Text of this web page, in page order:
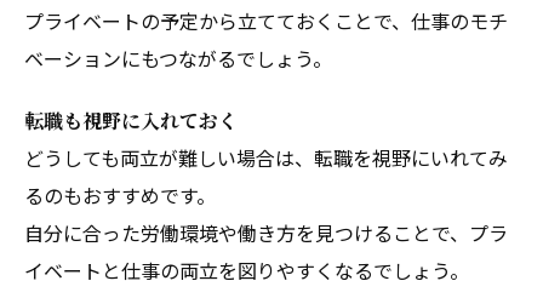
プライベートの予定から立てておくことで、仕事のモチ
ベーションにもつながるでしょう。
転職も視野に入れておく
どうしても両立が難しい場合は、転職を視野にいれてみ
るのもおすすめです。
自分に合った労働環境や働き方を見つけることで、プラ
イベートと仕事の両立を図りやすくなるでしょう。